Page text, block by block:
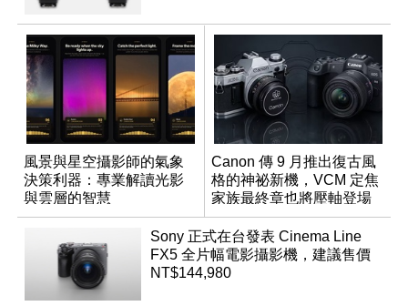
風景與星空攝影師的氣象
決策利器：專業解讀光影
與雲層的智慧
App「Atmos」登場
Canon 傳 9 月推出復古風
格的神祕新機，VCM 定焦
家族最終章也將壓軸登場
Sony 正式在台發表 Cinema Line
FX5 全片幅電影攝影機，建議售價
NT$144,980